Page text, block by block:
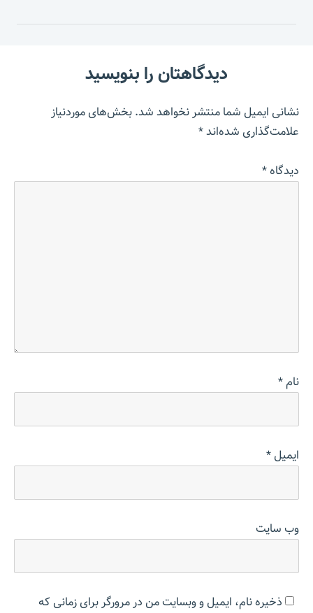
دیدگاهتان را بنویسید
نشانی ایمیل شما منتشر نخواهد شد.بخش‌های موردنیاز
علامت‌گذاری شده‌اند*
دیدگاه*
نام*
ایمیل*
وب‌ سایت
ذخیره نام، ایمیل و وبسایت من در مرورگر برای زمانی که